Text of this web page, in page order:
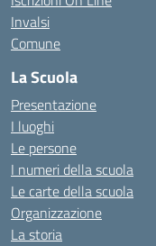
Invalsi
Comune
La Scuola
Presentazione
I luoghi
Le persone
I numeri della scuola
Le carte della scuola
Organizzazione
La storia